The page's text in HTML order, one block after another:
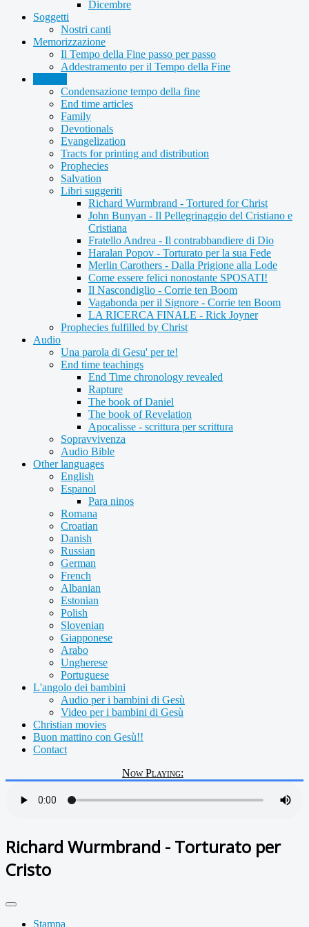
Dicembre
Soggetti
Nostri canti
Memorizzazione
Il Tempo della Fine passo per passo
Addestramento per il Tempo della Fine
Condensazione tempo della fine
End time articles
Family
Devotionals
Evangelization
Tracts for printing and distribution
Prophecies
Salvation
Libri suggeriti
Richard Wurmbrand - Tortured for Christ
John Bunyan - Il Pellegrinaggio del Cristiano e
Cristiana
Fratello Andrea - Il contrabbandiere di Dio
Haralan Popov - Torturato per la sua Fede
Merlin Carothers - Dalla Prigione alla Lode
Come essere felici nonostante SPOSATI!
Il Nascondiglio - Corrie ten Boom
Vagabonda per il Signore - Corrie ten Boom
LA RICERCA FINALE - Rick Joyner
Prophecies fulfilled by Christ
Audio
Una parola di Gesu' per te!
End time teachings
End Time chronology revealed
Rapture
The book of Daniel
The book of Revelation
Apocalisse - scrittura per scrittura
Sopravvivenza
Audio Bible
Other languages
English
Espanol
Para ninos
Romana
Croatian
Danish
Russian
German
French
Albanian
Estonian
Polish
Slovenian
Giapponese
Arabo
Ungherese
Portuguese
L'angolo dei bambini
Audio per i bambini di Gesù
Video per i bambini di Gesù
Christian movies
Buon mattino con Gesù!!
Contact
Now Playing:
Richard Wurmbrand - Torturato per
Cristo
Stampa